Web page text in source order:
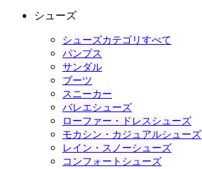
シューズ
シューズカテゴリすべて
パンプス
サンダル
ブーツ
スニーカー
バレエシューズ
ローファー・ドレスシューズ
モカシン・カジュアルシューズ
レイン・スノーシューズ
コンフォートシューズ